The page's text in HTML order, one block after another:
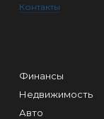
Контакты
Финансы
Недвижимость
Авто